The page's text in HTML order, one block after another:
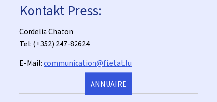
Kontakt Press:
Cordelia Chaton
Tel: (+352) 247-82624
E-Mail:communication@fi.etat.lu
ANNUAIRE